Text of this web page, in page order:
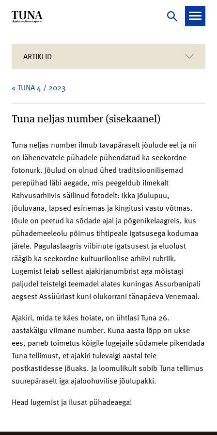
ARTIKLID
« TUNA 4 / 2023
Tuna neljas number (sisekaanel)
Tuna neljas number ilmub tavapäraselt jõulude eel ja nii
on lähenevatele pühadele pühendatud ka seekordne
fotonurk. Jõulud on olnud ühed traditsioonilisemad
perepühad läbi aegade, mis peegeldub ilmekalt
Rahvusarhiivis säilinud fotodelt: ikka jõulupuu,
jõuluvana, lapsed esinemas ja kingitusi vastu võtmas.
Jõule on peetud ka sõdade ajal ja põgenikelaagreis, kus
pühademeeleolu põimus tihtipeale igatsusega kodumaa
järele. Pagulaslaagris viibinute igatsusest ja eluolust
räägib ka seekordne kultuuriloolise arhiivi rubriik.
Lugemist leiab sellest ajakirjanumbrist aga mõistagi
paljudel teistelgi teemadel alates kuningas Assurbanipali
aegsest Assüüriast kuni olukorrani tänapäeva Venemaal.
Ajakiri, mida te käes hoiate, on ühtlasi Tuna 26.
aastakäigu viimane number. Kuna aasta lõpp on ukse
ees, paneb toimetus kõigile lugejaile südamele pikendada
Tuna tellimust, et ajakiri tulevalgi aastal teie
postkastidesse jõuaks. Ja loomulikult sobib Tuna tellimus
suurepäraselt iga ajaloohuvilise jõulupakki.
Head lugemist ja ilusat pühadeaega!